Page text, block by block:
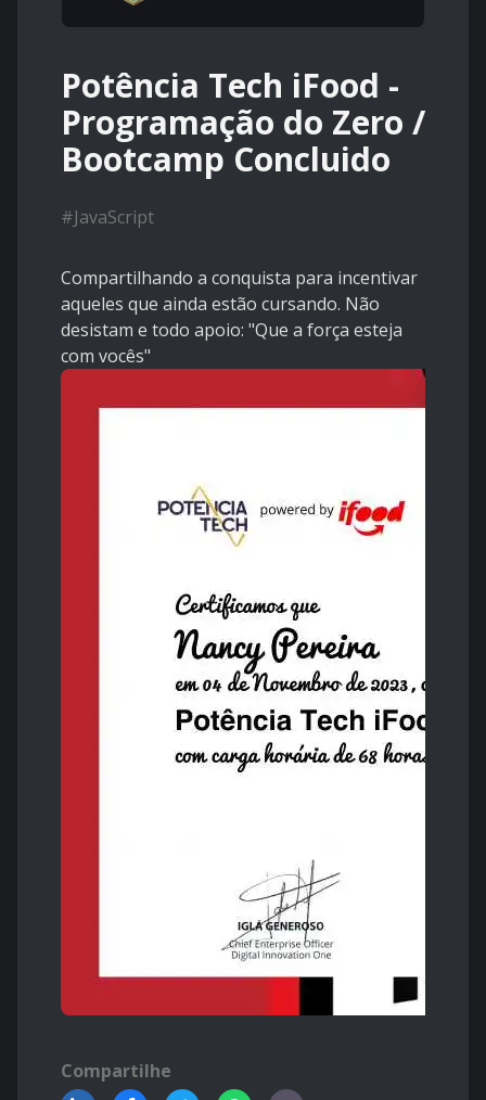
Potência Tech iFood -
Programação do Zero /
Bootcamp Concluido
#JavaScript
Compartilhando a conquista para incentivar
aqueles que ainda estão cursando. Não
desistam e todo apoio: "Que a força esteja
com vocês"
Compartilhe